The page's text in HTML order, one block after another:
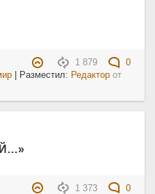
1 879
0
| Разместил: Редактор от
1 373
0